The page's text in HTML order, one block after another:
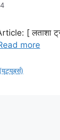
[ लताशा
more